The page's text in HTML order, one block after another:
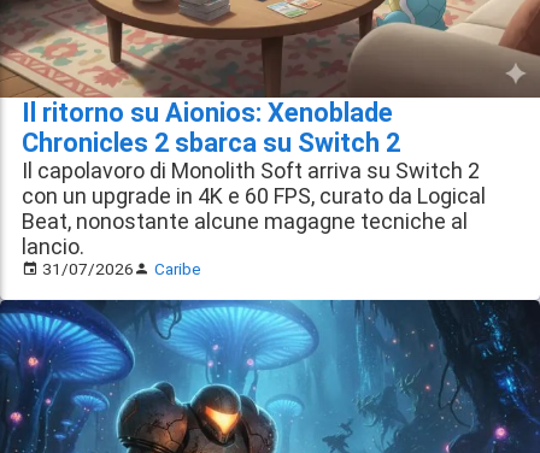
Il ritorno su Aionios: Xenoblade
Chronicles 2 sbarca su Switch 2
Il capolavoro di Monolith Soft arriva su Switch 2
con un upgrade in 4K e 60 FPS, curato da Logical
Beat, nonostante alcune magagne tecniche al
lancio.
31/07/2026 Caribe